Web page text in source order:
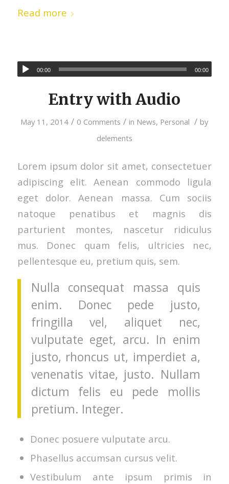
Read more
00:00 00:00
Entry with Audio
May 11, 2014 / 0 Comments / in News, Personal / by
delements
Lorem ipsum dolor sit amet, consectetuer
adipiscing elit. Aenean commodo ligula
eget dolor. Aenean massa. Cum sociis
natoque penatibus et magnis dis
parturient montes, nascetur ridiculus
mus. Donec quam felis, ultricies nec,
pellentesque eu, pretium quis, sem.
Nulla consequat massa quis
enim. Donec pede justo,
fringilla vel, aliquet nec,
vulputate eget, arcu. In enim
justo, rhoncus ut, imperdiet a,
venenatis vitae, justo. Nullam
dictum felis eu pede mollis
pretium. Integer.
Donec posuere vulputate arcu.
Phasellus accumsan cursus velit.
Vestibulum ante ipsum primis in